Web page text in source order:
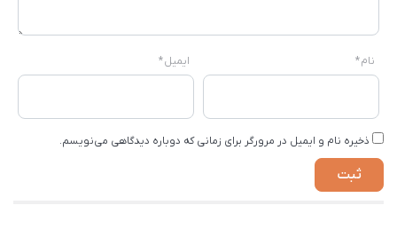
نام* ایمیل*
ذخیره نام و ایمیل در مرورگر برای زمانی که دوباره دیدگاهی می‌نویسم.